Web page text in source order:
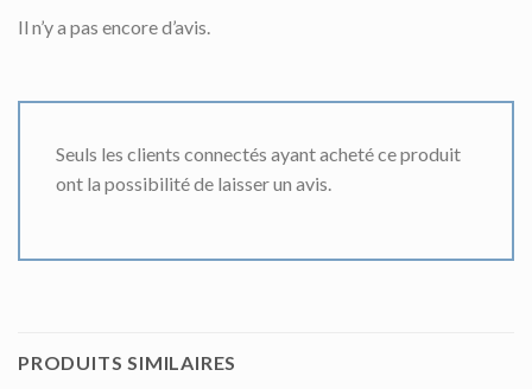
Il n’y a pas encore d’avis.
Seuls les clients connectés ayant acheté ce produit
ont la possibilité de laisser un avis.
PRODUITS SIMILAIRES